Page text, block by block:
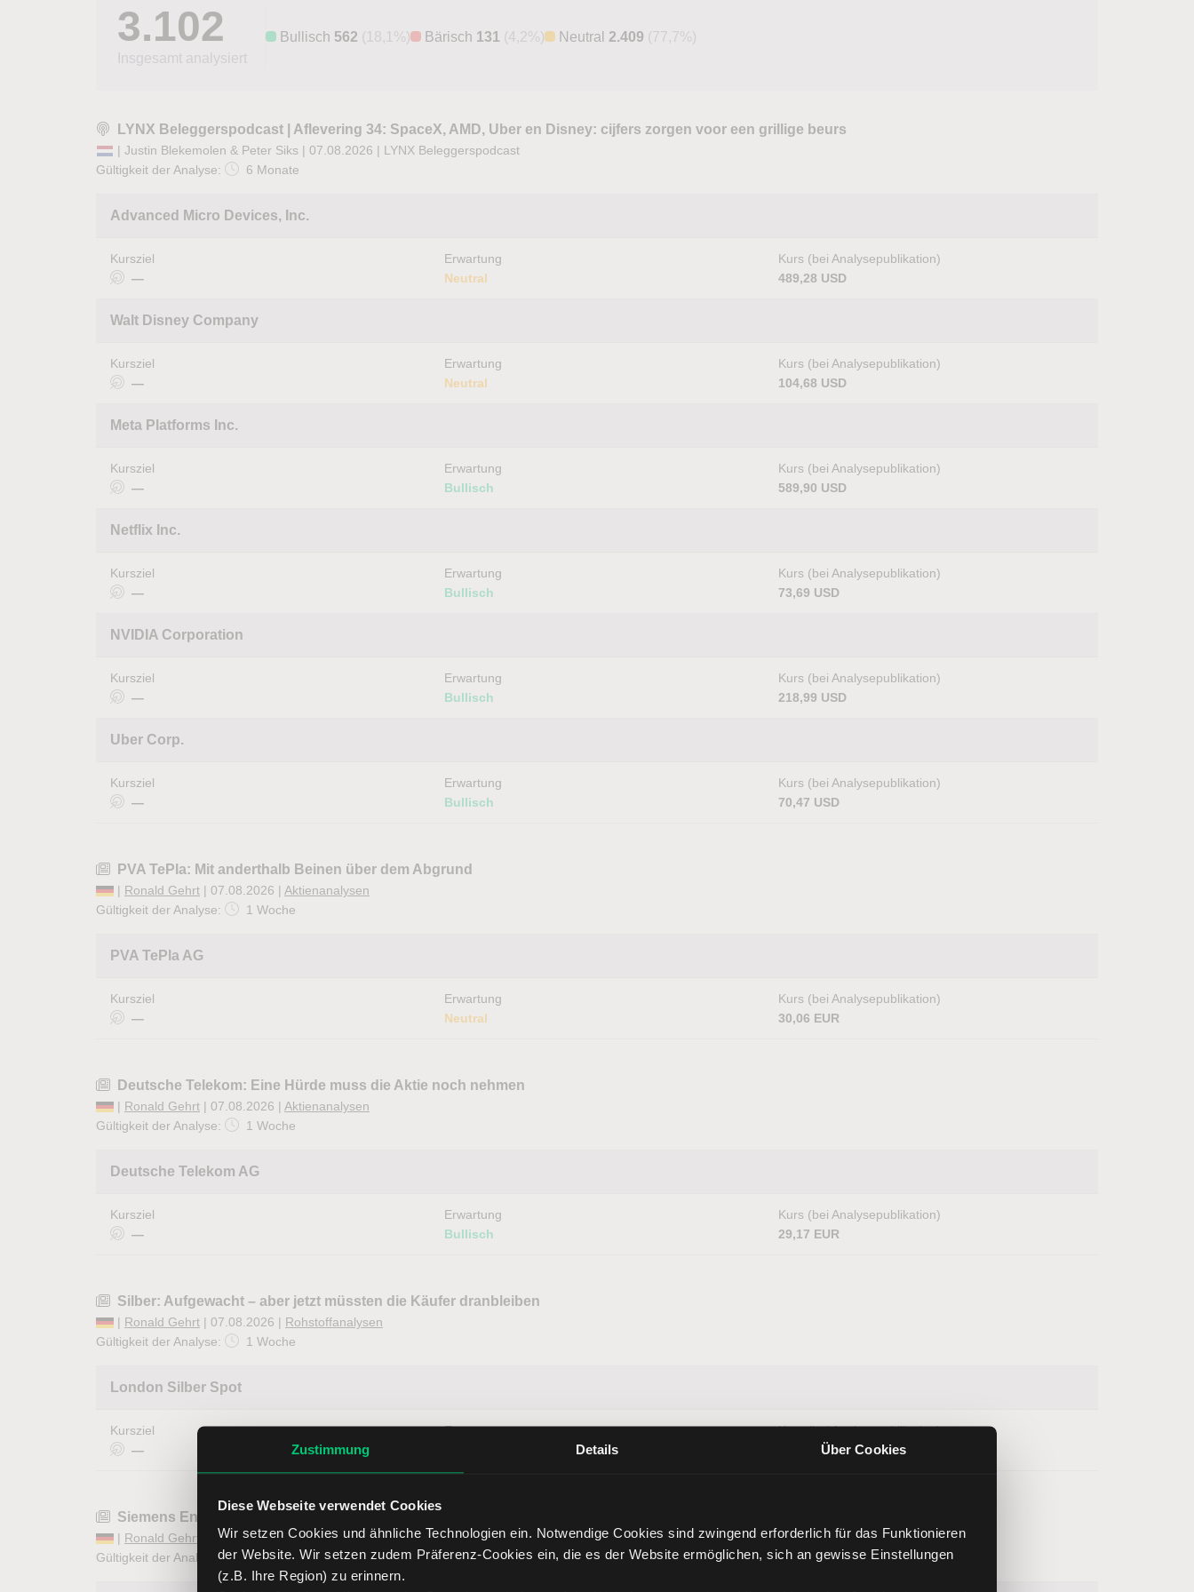
Zustimmung Details Über Cookies
Diese Webseite verwendet Cookies
Wir setzen Cookies und ähnliche Technologien ein. Notwendige Cookies sind zwingend erforderlich für das Funktionieren
der Website. Wir setzen zudem Präferenz-Cookies ein, die es der Website ermöglichen, sich an gewisse Einstellungen
(z.B. Ihre Region) zu erinnern.
3.102
Insgesamt analysiert
Bullisch 562 (18,1%) Bärisch 131 (4,2%) Neutral 2.409 (77,7%)
LYNX Beleggerspodcast | Aflevering 34: SpaceX, AMD, Uber en Disney: cijfers zorgen voor een grillige beurs
| Justin Blekemolen & Peter Siks | 07.08.2026 | LYNX Beleggerspodcast
Gültigkeit der Analyse:
6 Monate
Advanced Micro Devices, Inc.
Kursziel
—
Erwartung
Neutral
Kurs (bei Analysepublikation)
489,28 USD
Walt Disney Company
Kursziel
—
Erwartung
Neutral
Kurs (bei Analysepublikation)
104,68 USD
Meta Platforms Inc.
Kursziel
—
Erwartung
Bullisch
Kurs (bei Analysepublikation)
589,90 USD
Netflix Inc.
Kursziel
—
Erwartung
Bullisch
Kurs (bei Analysepublikation)
73,69 USD
NVIDIA Corporation
Kursziel
—
Erwartung
Bullisch
Kurs (bei Analysepublikation)
218,99 USD
Uber Corp.
Kursziel
—
Erwartung
Bullisch
Kurs (bei Analysepublikation)
70,47 USD
PVA TePla: Mit anderthalb Beinen über dem Abgrund
| Ronald Gehrt | 07.08.2026 | Aktienanalysen
Gültigkeit der Analyse:
1 Woche
PVA TePla AG
Kursziel
—
Erwartung
Neutral
Kurs (bei Analysepublikation)
30,06 EUR
Deutsche Telekom: Eine Hürde muss die Aktie noch nehmen
| Ronald Gehrt | 07.08.2026 | Aktienanalysen
Gültigkeit der Analyse:
1 Woche
Deutsche Telekom AG
Kursziel
—
Erwartung
Bullisch
Kurs (bei Analysepublikation)
29,17 EUR
Silber: Aufgewacht – aber jetzt müssten die Käufer dranbleiben
| Ronald Gehrt | 07.08.2026 | Rohstoffanalysen
Gültigkeit der Analyse:
1 Woche
London Silber Spot
Kursziel
—
Erwartung
Kurs (bei Analysepublikation)
61,91 USD
Siemens Energy: Das war kein gutes Omen
| Ronald Gehrt
| 06.08.2026
Gültigkeit der Analyse:
1 Woche